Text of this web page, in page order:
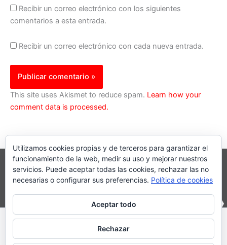
Recibir un correo electrónico con los siguientes
comentarios a esta entrada.
Recibir un correo electrónico con cada nueva entrada.
This site uses Akismet to reduce spam. Learn how your
comment data is processed.
Política Cookies| Política Privacidad
© 2023 |PartiturasEnPdf.Com
Utilizamos cookies propias y de terceros para garantizar el
funcionamiento de la web, medir su uso y mejorar nuestros
servicios. Puede aceptar todas las cookies, rechazar las no
necesarias o configurar sus preferencias. Política de cookies
Aceptar todo
Rechazar